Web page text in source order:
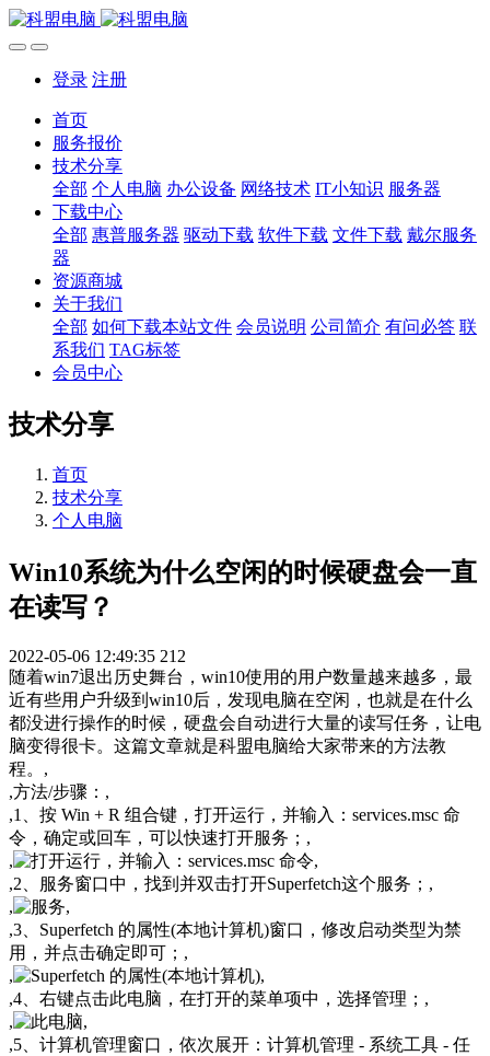
登录 注册
首页
服务报价
技术分享
全部 个人电脑 办公设备 网络技术 IT小知识 服务器
下载中心
全部 惠普服务器 驱动下载 软件下载 文件下载 戴尔服务
器
资源商城
关于我们
全部 如何下载本站文件 会员说明 公司简介 有问必答 联
系我们 TAG标签
会员中心
技术分享
首页
技术分享
个人电脑
Win10系统为什么空闲的时候硬盘会一直
在读写？
2022-05-06 12:49:35 212
随着win7退出历史舞台，win10使用的用户数量越来越多，最
近有些用户升级到win10后，发现电脑在空闲，也就是在什么
都没进行操作的时候，硬盘会自动进行大量的读写任务，让电
脑变得很卡。这篇文章就是科盟电脑给大家带来的方法教
程。,
,方法/步骤：,
,1、按 Win + R 组合键，打开运行，并输入：services.msc 命
令，确定或回车，可以快速打开服务；,
,
,
,2、服务窗口中，找到并双击打开Superfetch这个服务；,
,
,
,3、Superfetch 的属性(本地计算机)窗口，修改启动类型为禁
用，并点击确定即可；,
,
,
,4、右键点击此电脑，在打开的菜单项中，选择管理；,
,
,
,5、计算机管理窗口，依次展开：计算机管理 - 系统工具 - 任